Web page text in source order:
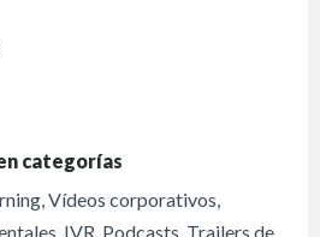
categorías
,Vídeos corporativos,
, IVR, Podcasts, Trailers de